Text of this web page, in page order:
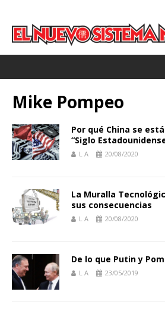
Mike Pompeo
Por qué China se
“Siglo
L A 20/08/2020
La Muralla
sus consecuencias
L A 20/08/2020
De lo que Putin y
L A 23/05/2019